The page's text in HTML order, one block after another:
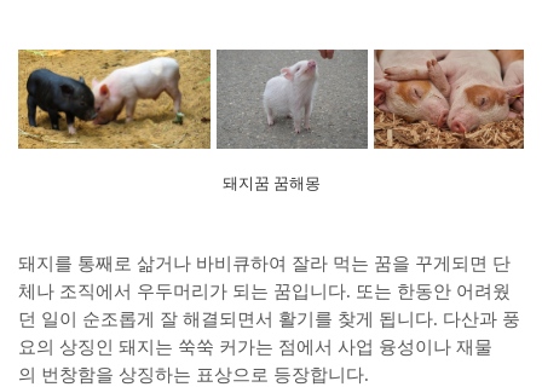
돼지꿈 꿈해몽
돼지를 통째로 삶거나 바비큐하여 잘라 먹는 꿈을 꾸게되면 단
체나 조직에서 우두머리가 되는 꿈입니다. 또는 한동안 어려웠
던 일이 순조롭게 잘 해결되면서 활기를 찾게 됩니다. 다산과 풍
요의 상징인 돼지는 쑥쑥 커가는 점에서 사업 융성이나 재물
의 번창함을 상징하는 표상으로 등장합니다.